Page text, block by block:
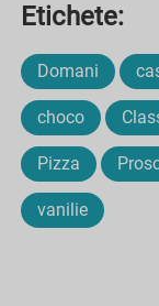
Etichete:
Domani
choco
Pizza
vanilie